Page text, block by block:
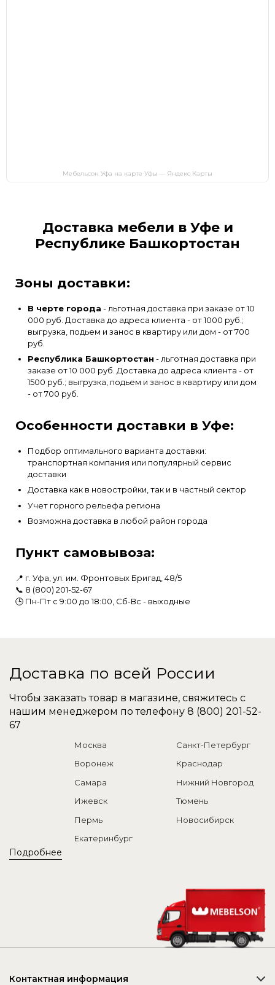
Мебельсон Уфа на карте Уфы — Яндекс Карты
Доставка мебели в Уфе и
Республике Башкортостан
Зоны доставки:
В черте города - льготная доставка при заказе от 10
000 руб. Доставка до адреса клиента - от 1000 руб.;
выгрузка, подьем и занос в квартиру или дом - от 700
руб.
Республика Башкортостан - льготная доставка при
заказе от 10 000 руб. Доставка до адреса клиента - от
1500 руб.; выгрузка, подьем и занос в квартиру или дом
- от 700 руб.
Особенности доставки в Уфе:
Подбор оптимального варианта доставки:
транспортная компания или популярный сервис
доставки
Доставка как в новостройки, так и в частный сектор
Учет горного рельефа региона
Возможна доставка в любой район города
Пункт самовывоза:
📍 г. Уфа, ул. им. Фронтовых Бригад, 48/5
📞 8 (800) 201-52-67
🕒 Пн-Пт с 9:00 до 18:00, Сб-Вс - выходные
Доставка по всей России
Чтобы заказать товар в магазине, свяжитесь с
нашим менеджером по телефону 8 (800) 201-52-
67
Подробнее
Москва
Санкт-Петербург
Воронеж
Краснодар
Самара
Нижний Новгород
Ижевск
Тюмень
Пермь
Новосибирск
Екатеринбург
Контактная информация